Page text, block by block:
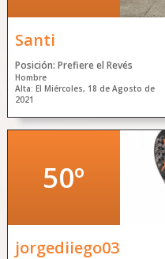
Santi
Posición: Prefiere el Revés
Hombre
Alta: El Miércoles, 18 de Agosto de
2021
50º
jorgediiego03